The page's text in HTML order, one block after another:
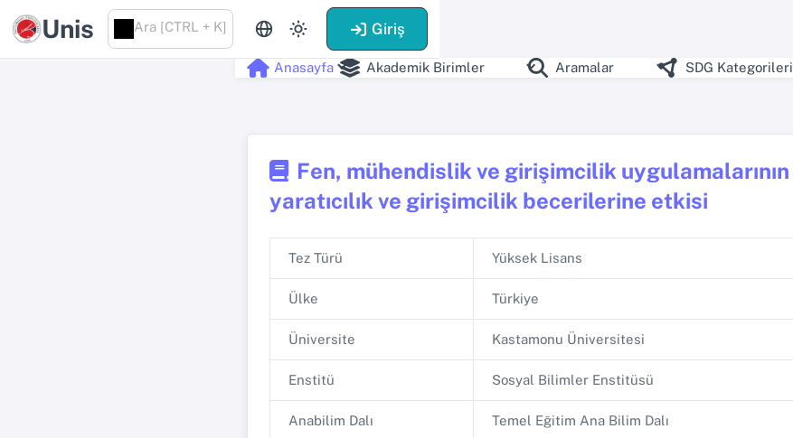
Unis Ara [CTRL + K] Giriş
Anasayfa Akademik Birimler Aramalar SDG Kategorileri
Fen, mühendislik ve girişimcilik
yaratıcılık ve girişimcilik becerilerine etkisi
Tez Türü Yüksek Lisans
Ülke Türkiye
Üniversite Kastamonu Üniversitesi
Enstitü Sosyal Bilimler Enstitüsü
Anabilim Dalı Temel Eğitim Ana Bilim Dalı